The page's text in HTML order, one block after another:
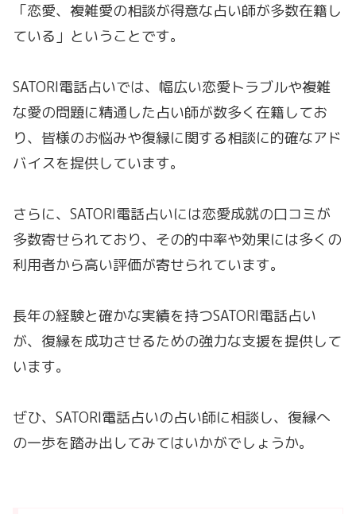
「恋愛、複雑愛の相談が得意な占い師が多数在籍し
ている」ということです。
SATORI電話占いでは、幅広い恋愛トラブルや複雑
な愛の問題に精通した占い師が数多く在籍してお
り、皆様のお悩みや復縁に関する相談に的確なアド
バイスを提供しています。
さらに、SATORI電話占いには恋愛成就の口コミが
多数寄せられており、その的中率や効果には多くの
利用者から高い評価が寄せられています。
長年の経験と確かな実績を持つSATORI電話占い
が、復縁を成功させるための強力な支援を提供して
います。
ぜひ、SATORI電話占いの占い師に相談し、復縁へ
の一歩を踏み出してみてはいかがでしょうか。